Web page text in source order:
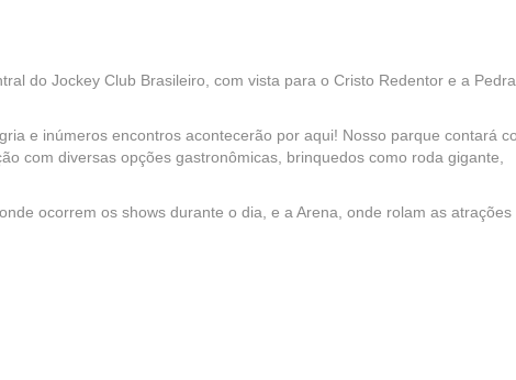
do Jockey Club Brasileiro, com vista para o Cristo Redentor e a
e inúmeros encontros acontecerão por aqui! Nosso parque contará
com diversas opções gastronômicas, brinquedos como roda gigante,
ocorrem os shows durante o dia, e a Arena, onde rolam as atrações